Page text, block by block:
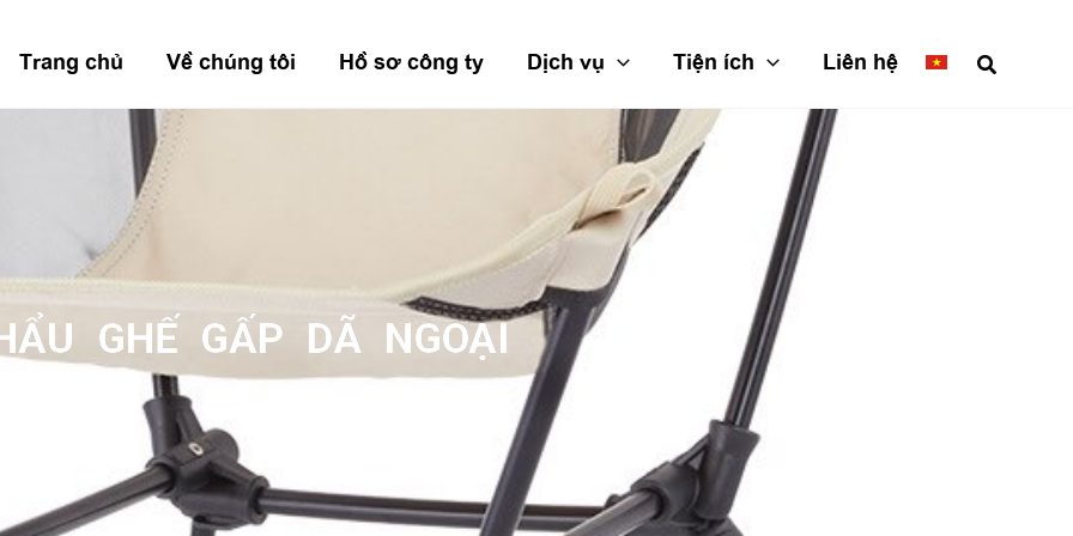
Trang chủ Về chúng tôi Hồ sơ công ty Dịch vụ Tiện ích Liên hệ
GHẾ GẤP DÃ NGOẠI